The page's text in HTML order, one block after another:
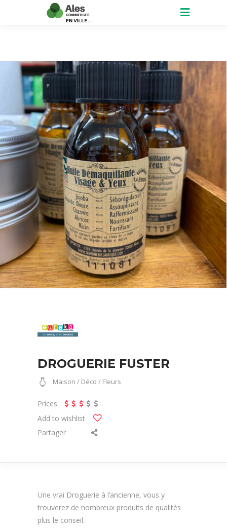
DROGUERIE FUSTER
Maison / Déco / Fleurs
Prices
Add to wishlist
Une vrai Droguerie à l’ancienne, vous y
trouverez de nombreux produits de qualités
plus le conseil.